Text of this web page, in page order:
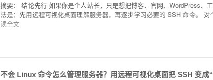
摘要：结论先行 如果你是个人站长，只是想把博客、官网、WordPress
法是：先用远程可视化桌面理解服务器，再逐步学习必要的 SSH 命令。
读全文
不会 Linux 命令怎么管理服务器？用远程可视化桌面把 SSH 变成